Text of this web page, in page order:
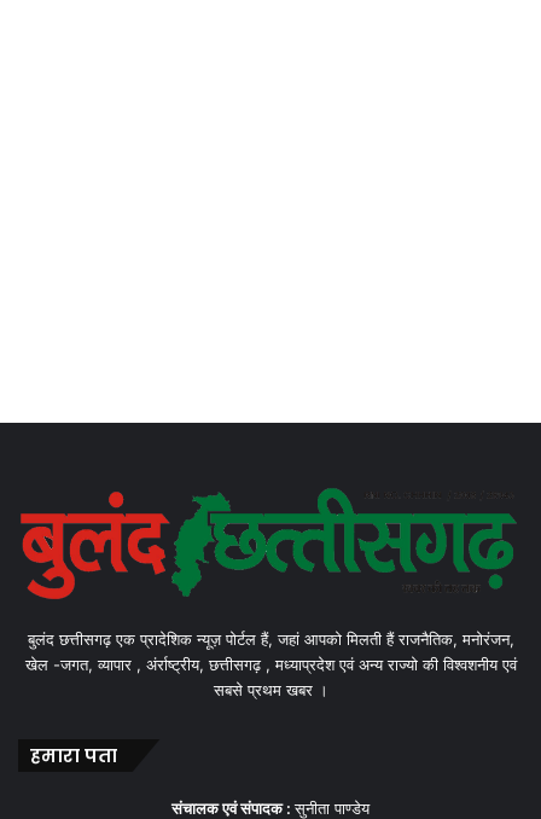
बुलंद छत्तीसगढ़ एक प्रादेशिक न्यूज़ पोर्टल हैं, जहां आपको मिलती हैं राजनैतिक, मनोरंजन,
खेल -जगत, व्यापार , अंर्राष्ट्रीय, छत्तीसगढ़ , मध्याप्रदेश एवं अन्य राज्यो की विश्वशनीय एवं
सबसे प्रथम खबर ।
हमारा पता
संचालक एवं संपादक :सुनीता पाण्डेय